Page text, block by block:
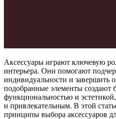
Аксессуары играют ключевую
интерьера. Они помогают
индивидуальности и завершить
подобранные элементы создают
функциональностью и
и привлекательным. В этой
принципы выбора аксессуаров